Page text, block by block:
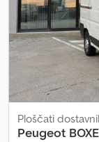
Ploščati
Peugeot